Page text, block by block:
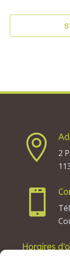

2

Horaires